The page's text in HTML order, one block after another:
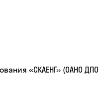
«СКАЕНГ» (ОАНО ДПО